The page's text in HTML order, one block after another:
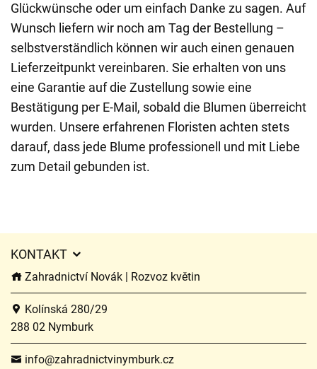
Glückwünsche oder um einfach Danke zu sagen. Auf
Wunsch liefern wir noch am Tag der Bestellung –
selbstverständlich können wir auch einen genauen
Lieferzeitpunkt vereinbaren. Sie erhalten von uns
eine Garantie auf die Zustellung sowie eine
Bestätigung per E-Mail, sobald die Blumen überreicht
wurden. Unsere erfahrenen Floristen achten stets
darauf, dass jede Blume professionell und mit Liebe
zum Detail gebunden ist.
KONTAKT
Zahradnictví Novák | Rozvoz květin
Kolínská 280/29
288 02 Nymburk
info@zahradnictvinymburk.cz